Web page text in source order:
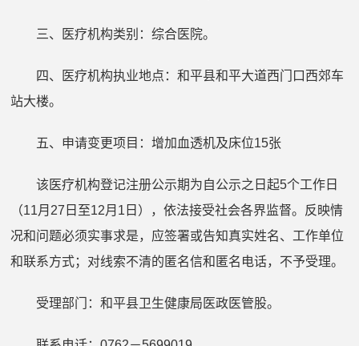
三、医疗机构类别：综合医院。
四、医疗机构执业地点：和平县和平大道西门口西郊车
站大楼。
五、 申请变更项目：增加血透机及床位15张
该医疗机构登记注册公示期为自公示之日起5个工作日
（11月 27 日至12月 1 日），依法接受社会各界监督。反映情
况和问题必须实事求是，应签署或告知真实姓名、工作单位
和联系方式；对线索不清的匿名信和匿名电话，不予受理。
受理部门：和平县卫生健康局医政医管股。